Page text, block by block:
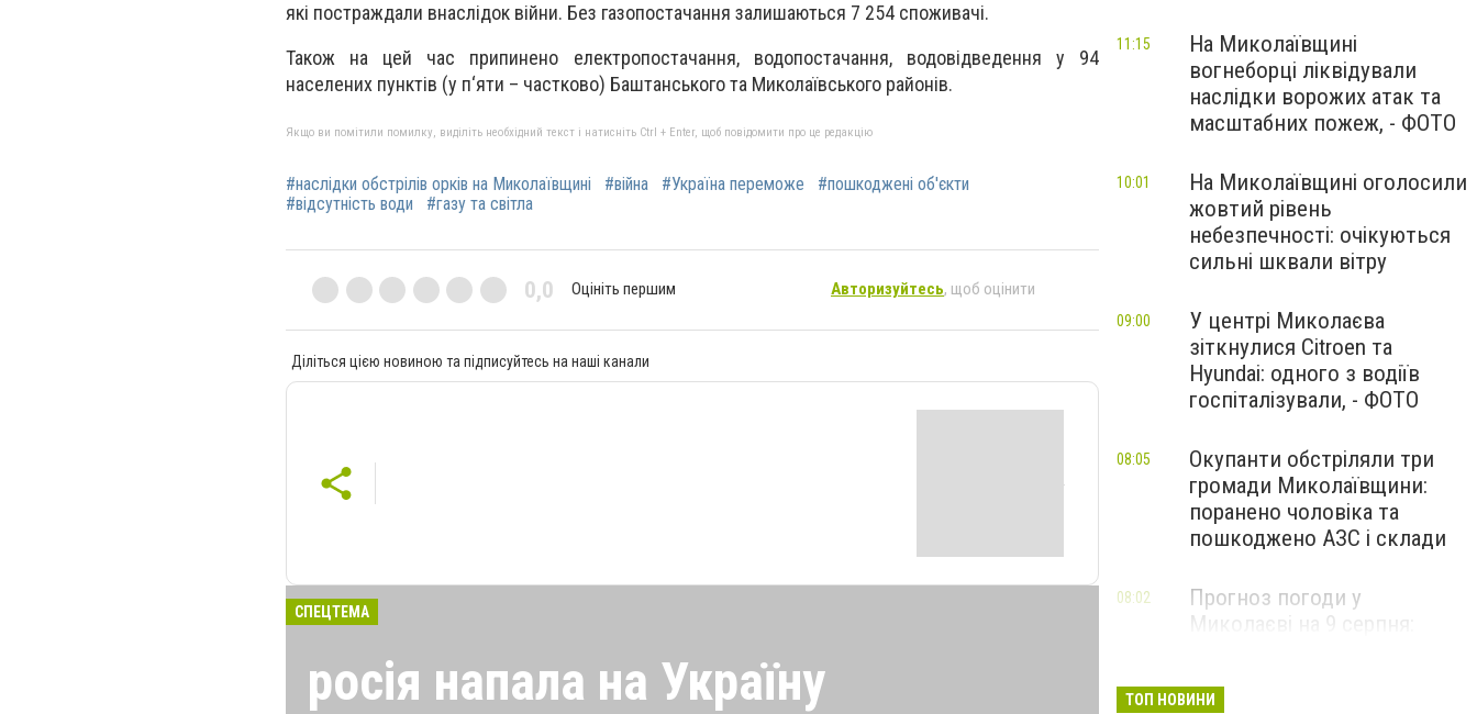
які постраждали внаслідок війни. Без газопостачання залишаються 7 254 споживачі.
Також на цей час припинено електропостачання, водопостачання, водовідведення у 94
населених пунктів (у п‘яти – частково) Баштанського та Миколаївського районів.
Якщо ви помітили помилку, виділіть необхідний текст і натисніть Ctrl + Enter, щоб повідомити про це редакцію
#наслідки обстрілів орків на Миколаївщині #війна #Україна переможе
#пошкоджені об'єкти
#відсутність води
#газу та світла
0,0 Оцініть першим Авторизуйтесь, щоб оцінити
Діліться цією новиною та підписуйтесь на наші канали
СПЕЦТЕМА
росія напала на Україну
На Миколаївщині
вогнеборці ліквідували
наслідки ворожих атак та
масштабних пожеж, - ФОТО
11:15
На Миколаївщині оголосили
жовтий рівень
небезпечності: очікуються
сильні шквали вітру
10:01
У центрі Миколаєва
зіткнулися Citroen та
Hyundai: одного з водіїв
госпіталізували, - ФОТО
09:00
Окупанти обстріляли три
громади Миколаївщини:
поранено чоловіка та
пошкоджено АЗС і склади
08:05
Прогноз погоди у
Миколаєві на 9 серпня:
08:02
ТОП НОВИНИ